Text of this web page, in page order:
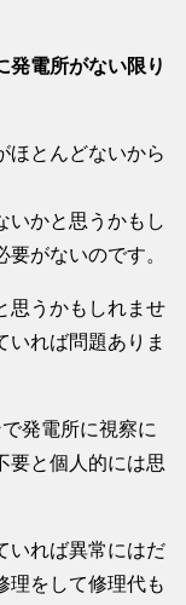
発電所がない限り
ほとんどないから
いかと思うかもし
がないのです。
思うかもしれませ
いれば問題ありま
発電所に視察に
要と個人的には思
いれば異常にはだ
理をして修理代も